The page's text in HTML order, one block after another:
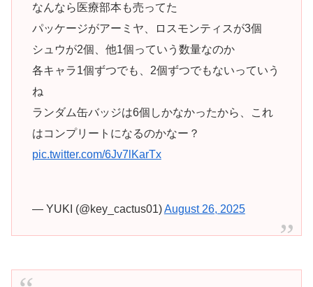
なんなら医療部本も売ってた
パッケージがアーミヤ、ロスモンティスが3個
シュウが2個、他1個っていう数量なのか
各キャラ1個ずつでも、2個ずつでもないっていう
ね
ランダム缶バッジは6個しかなかったから、これ
はコンプリートになるのかなー？
pic.twitter.com/6Jv7lKarTx
— YUKI (@key_cactus01)August 26, 2025